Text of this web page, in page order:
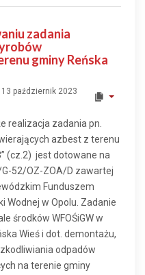
zadania
gminy Reńska
październik 2023
realizacja zadania pn.
azbest z terenu
(cz.2) jest dotowane na
52/OZ-ZOA/D zawartej
Funduszem
Wodnej w Opolu. Zadanie
środków WFOŚiGW w
Wieś i dot. demontażu,
odpadów
na terenie gminy